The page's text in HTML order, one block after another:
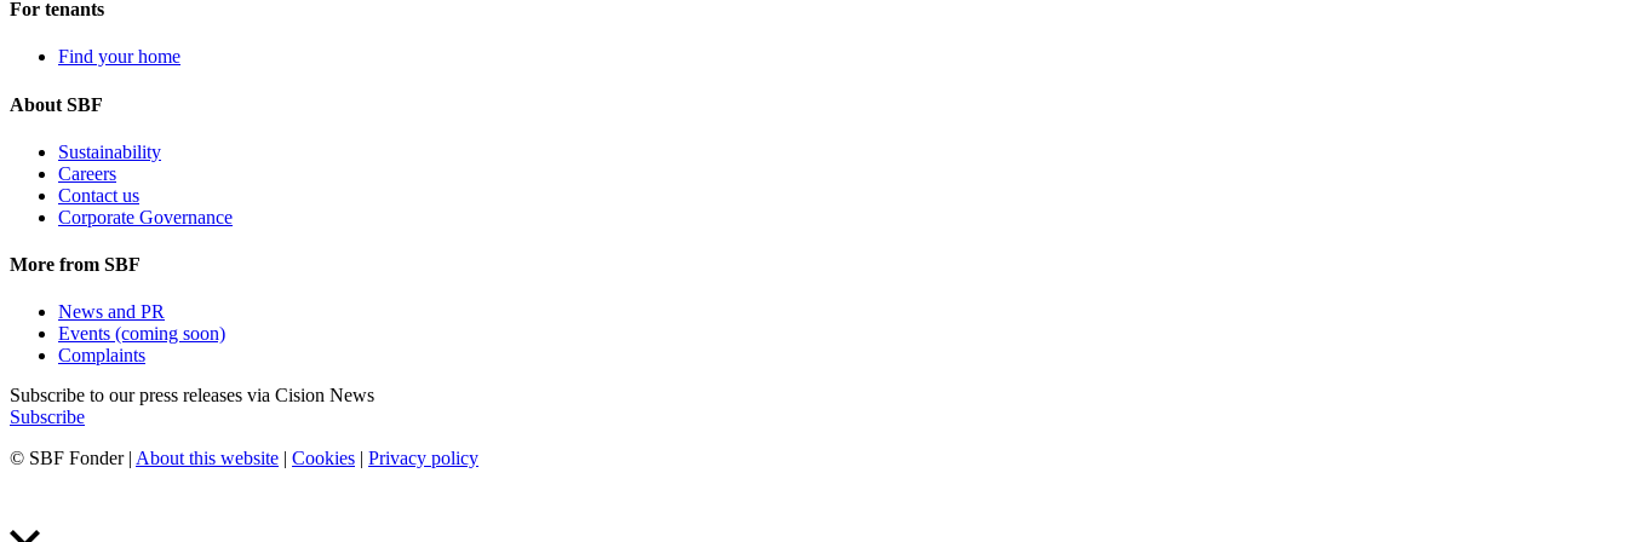
For tenants
Find your home
About SBF
Sustainability
Careers
Contact us
Corporate Governance
More from SBF
News and PR
Events (coming soon)
Complaints
Subscribe to our press releases via Cision News
Subscribe
© SBF Fonder | About this website | Cookies | Privacy policy